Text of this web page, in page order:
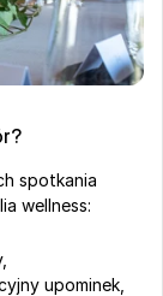
spotkania
wellness:
upominek,